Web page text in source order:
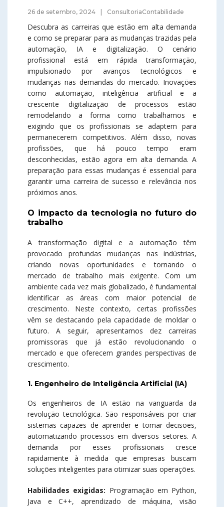
26 de setembro, 2024 ConsultoriaContabilidade
Descubra as carreiras que estão em alta demanda
e como se preparar para as mudanças trazidas pela
automação, IA e digitalização. O cenário
profissional está em rápida transformação,
impulsionado por avanços tecnológicos e
mudanças nas demandas do mercado. Inovações
como automação, inteligência artificial e a
crescente digitalização de processos estão
remodelando a forma como trabalhamos e
exigindo que os profissionais se adaptem para
permanecerem competitivos. Além disso, novas
profissões, que há pouco tempo eram
desconhecidas, estão agora em alta demanda. A
preparação para essas mudanças é essencial para
garantir uma carreira de sucesso e relevância nos
próximos anos.
O impacto da tecnologia no futuro do
trabalho
A transformação digital e a automação têm
provocado profundas mudanças nas indústrias,
criando novas oportunidades e tornando o
mercado de trabalho mais exigente. Com um
ambiente cada vez mais globalizado, é fundamental
identificar as áreas com maior potencial de
crescimento. Neste contexto, certas profissões
vêm se destacando pela capacidade de moldar o
futuro. A seguir, apresentamos dez carreiras
promissoras que já estão revolucionando o
mercado e que oferecem grandes perspectivas de
crescimento.
1. Engenheiro de Inteligência Artificial (IA)
Os engenheiros de IA estão na vanguarda da
revolução tecnológica. São responsáveis por criar
sistemas capazes de aprender e tomar decisões,
automatizando processos em diversos setores. A
demanda por esses profissionais cresce
rapidamente à medida que empresas buscam
soluções inteligentes para otimizar suas operações.
Habilidades exigidas: Programação em Python,
Java e C++, aprendizado de máquina, visão